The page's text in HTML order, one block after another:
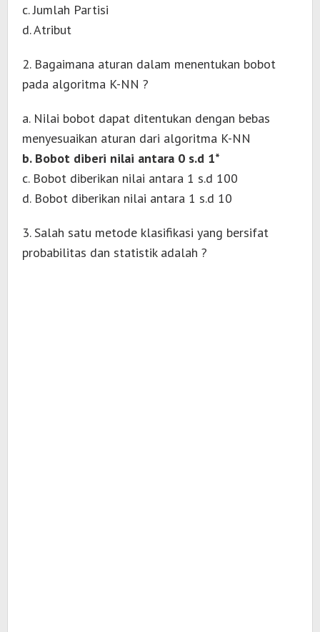
c. Jumlah Partisi
d. Atribut
2. Bagaimana aturan dalam menentukan bobot
pada algoritma K-NN ?
a. Nilai bobot dapat ditentukan dengan bebas
menyesuaikan aturan dari algoritma K-NN
b. Bobot diberi nilai antara 0 s.d 1*
c. Bobot diberikan nilai antara 1 s.d 100
d. Bobot diberikan nilai antara 1 s.d 10
3. Salah satu metode klasifikasi yang bersifat
probabilitas dan statistik adalah ?